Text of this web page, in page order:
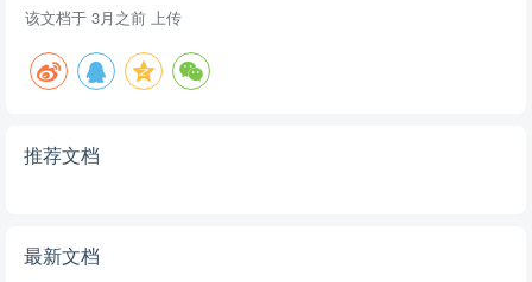
能履行的，视为乙方解除本合同。 其他约定 不可抗力 不可抗力定
义：指在本合同签署后发生的、本合同签署时不能预见的、其发生与
后果是无法避免或克服的、妨碍任何一方全部或部分履约的所有事
中断、流行病、罢工，以及根据中国法律或一般国际商业惯例认作不
可抗力的其他事件。一方缺
该文档于 3月之前 上传
推荐文档
最新文档